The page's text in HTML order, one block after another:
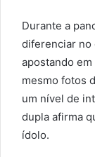
Durante a
diferenciar no
apostando
mesmo fotos
um nível de
dupla afirma
ídolo.